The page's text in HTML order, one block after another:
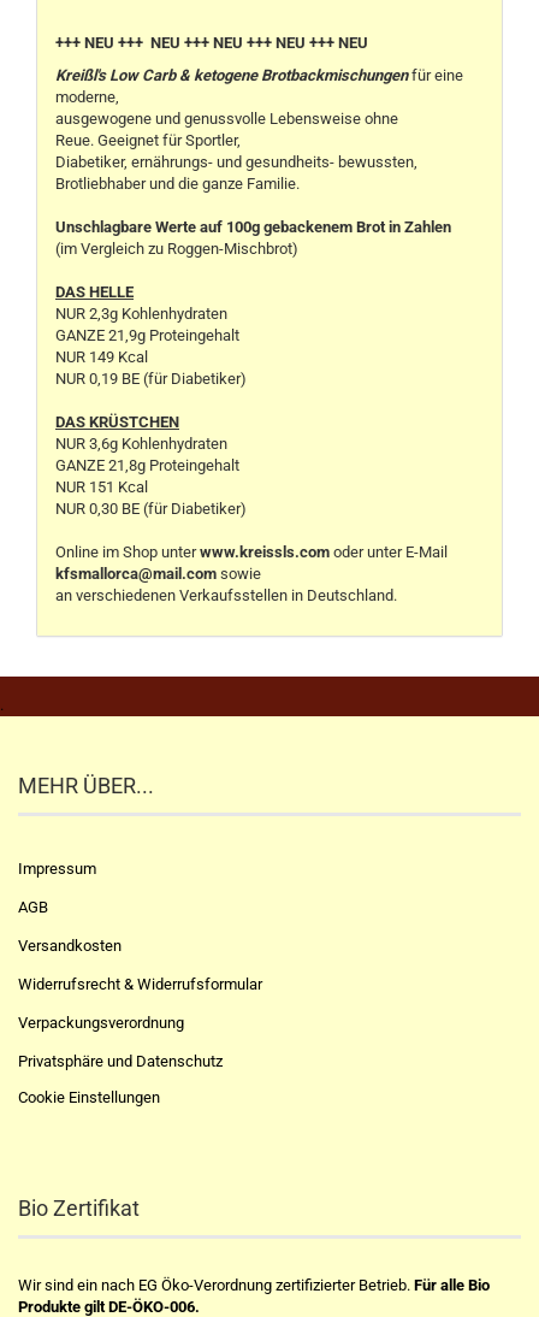
+++ NEU +++ NEU +++ NEU +++ NEU +++ NEU
Kreißl's Low Carb & ketogene Brotbackmischungenfür eine
moderne,
ausgewogene und genussvolle Lebensweise ohne
Reue. Geeignet für Sportler,
Diabetiker, ernährungs- und gesundheits- bewussten,
Brotliebhaber und die ganze Familie.
Unschlagbare Werte auf 100g gebackenem Brot in Zahlen
(im Vergleich zu Roggen-Mischbrot)
DAS HELLE
NUR 2,3g Kohlenhydraten
GANZE 21,9g Proteingehalt
NUR 149 Kcal
NUR 0,19 BE (für Diabetiker)
DAS KRÜSTCHEN
NUR 3,6g Kohlenhydraten
GANZE 21,8g Proteingehalt
NUR 151 Kcal
NUR 0,30 BE (für Diabetiker)
Online im Shop unterwww.kreissls.com oder unter E-Mail
kfsmallorca@mail.com sowie
an verschiedenen Verkaufsstellen in Deutschland.
.
MEHR ÜBER...
Impressum
AGB
Versandkosten
Widerrufsrecht & Widerrufsformular
Verpackungsverordnung
Privatsphäre und Datenschutz
Cookie Einstellungen
Bio Zertifikat
Wir sind ein nach EG Öko-Verordnung zertifizierter Betrieb. Für alle Bio
Produkte gilt DE-ÖKO-006.